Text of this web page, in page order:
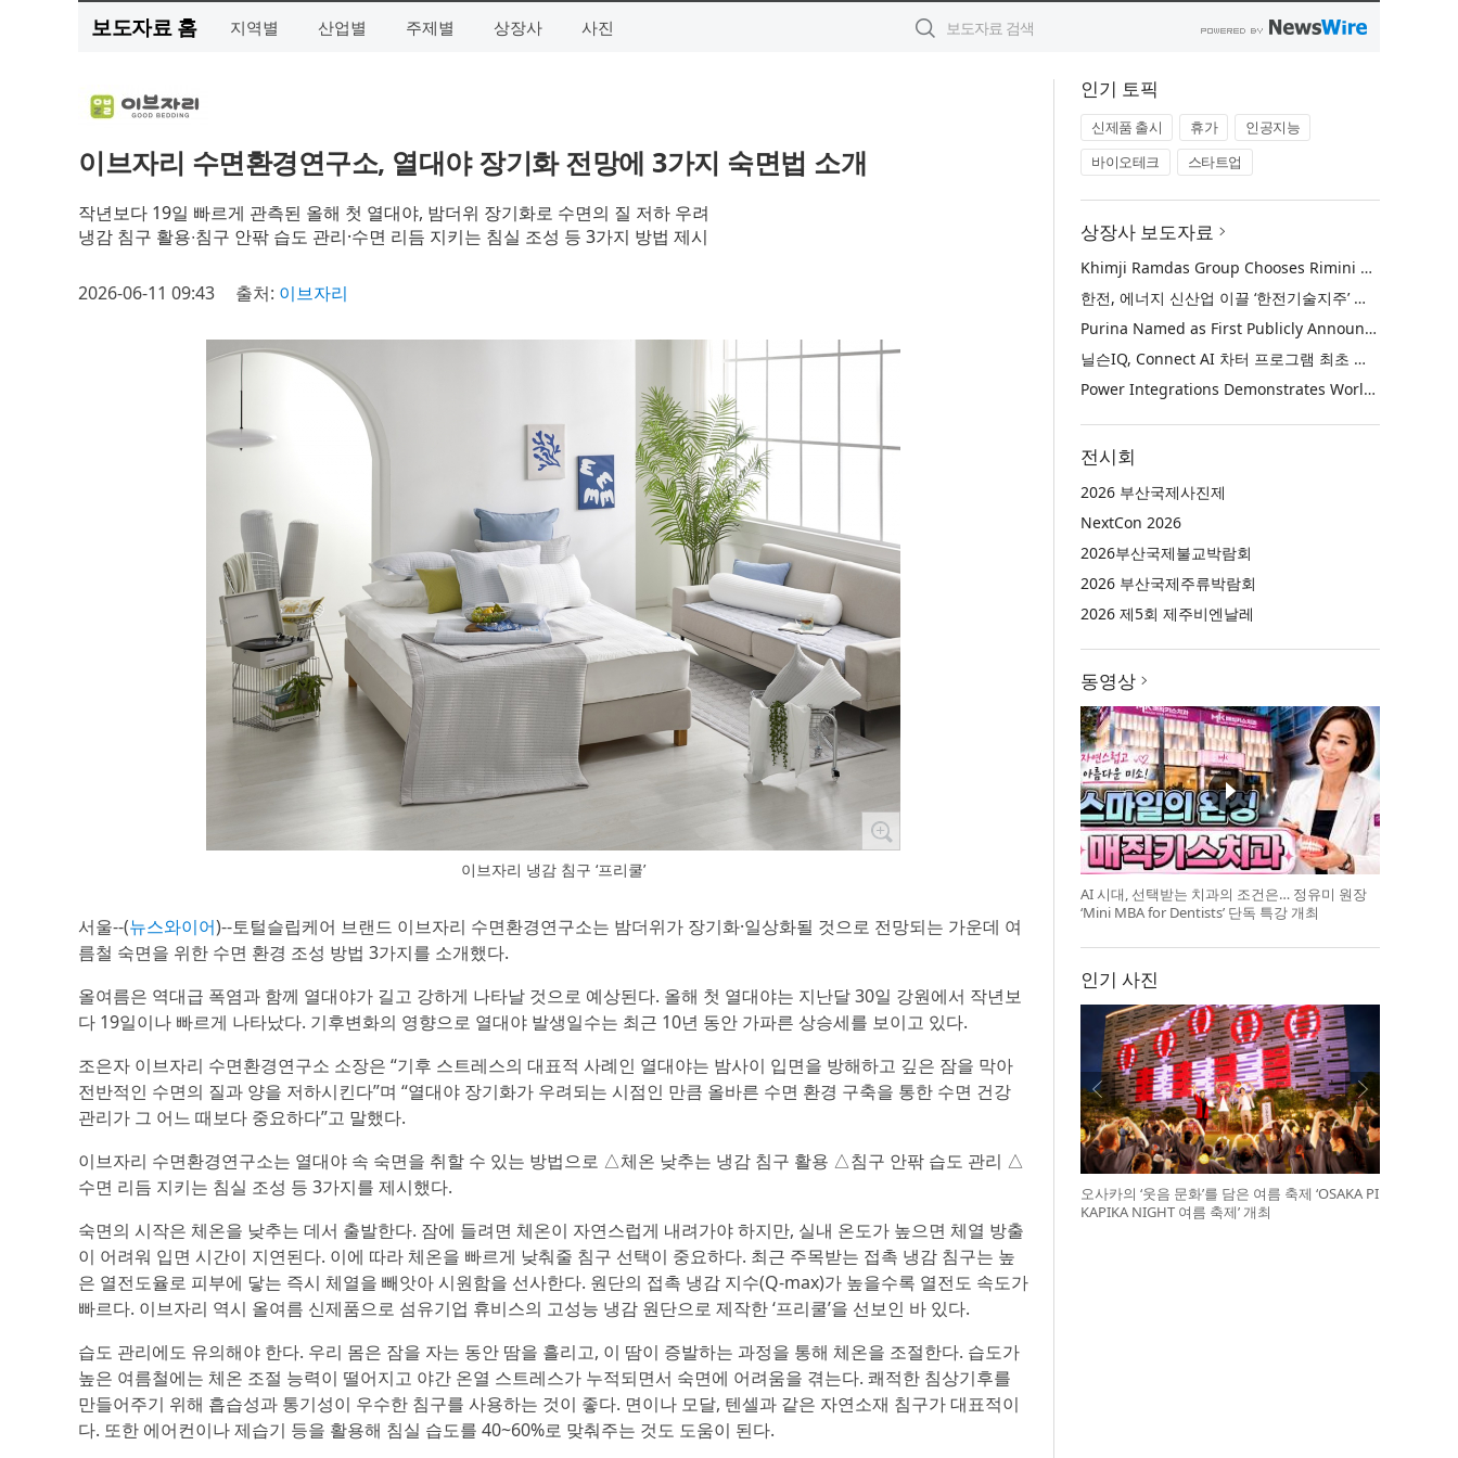
보도자료 홈 지역별 산업별 주제별 상장사 사진
이브자리 수면환경연구소, 열대야 장기화 전망에 3가지 숙면법 소개
작년보다 19일 빠르게 관측된 올해 첫 열대야, 밤더위 장기화로 수면의 질 저하 우려
냉감 침구 활용∙침구 안팎 습도 관리·수면 리듬 지키는 침실 조성 등 3가지 방법 제시
2026-06-11 09:43 출처: 이브자리
이브자리 냉감 침구 ‘프리쿨’
서울--(뉴스와이어)--토털슬립케어 브랜드 이브자리 수면환경연구소는 밤더위가 장기화·일상화될 것으로 전망되는 가운데 여
름철 숙면을 위한 수면 환경 조성 방법 3가지를 소개했다.
올여름은 역대급 폭염과 함께 열대야가 길고 강하게 나타날 것으로 예상된다. 올해 첫 열대야는 지난달 30일 강원에서 작년보
다 19일이나 빠르게 나타났다. 기후변화의 영향으로 열대야 발생일수는 최근 10년 동안 가파른 상승세를 보이고 있다.
조은자 이브자리 수면환경연구소 소장은 “기후 스트레스의 대표적 사례인 열대야는 밤사이 입면을 방해하고 깊은 잠을 막아
전반적인 수면의 질과 양을 저하시킨다”며 “열대야 장기화가 우려되는 시점인 만큼 올바른 수면 환경 구축을 통한 수면 건강
관리가 그 어느 때보다 중요하다”고 말했다.
이브자리 수면환경연구소는 열대야 속 숙면을 취할 수 있는 방법으로 △체온 낮추는 냉감 침구 활용 △침구 안팎 습도 관리 △
수면 리듬 지키는 침실 조성 등 3가지를 제시했다.
숙면의 시작은 체온을 낮추는 데서 출발한다. 잠에 들려면 체온이 자연스럽게 내려가야 하지만, 실내 온도가 높으면 체열 방출
이 어려워 입면 시간이 지연된다. 이에 따라 체온을 빠르게 낮춰줄 침구 선택이 중요하다. 최근 주목받는 접촉 냉감 침구는 높
은 열전도율로 피부에 닿는 즉시 체열을 빼앗아 시원함을 선사한다. 원단의 접촉 냉감 지수(Q-max)가 높을수록 열전도 속도가
빠르다. 이브자리 역시 올여름 신제품으로 섬유기업 휴비스의 고성능 냉감 원단으로 제작한 ‘프리쿨’을 선보인 바 있다.
습도 관리에도 유의해야 한다. 우리 몸은 잠을 자는 동안 땀을 흘리고, 이 땀이 증발하는 과정을 통해 체온을 조절한다. 습도가
높은 여름철에는 체온 조절 능력이 떨어지고 야간 온열 스트레스가 누적되면서 숙면에 어려움을 겪는다. 쾌적한 침상기후를
만들어주기 위해 흡습성과 통기성이 우수한 침구를 사용하는 것이 좋다. 면이나 모달, 텐셀과 같은 자연소재 침구가 대표적이
다. 또한 에어컨이나 제습기 등을 활용해 침실 습도를 40~60%로 맞춰주는 것도 도움이 된다.
인기 토픽
신제품 출시 휴가
인공지능
바이오테크
스타트업
상장사 보도자료
Khimji Ramdas Group Chooses Rimini Street to Reduce SAP Support Costs, Protect 700+ Customizations and Reinvest Savings in Innovation
한전, 에너지 신산업 이끌 ‘한전기술지주’ 공식 출범
Purina Named as First Publicly Announced NIQ ConnectAI Charter Client
닐슨IQ, Connect AI 차터 프로그램 최초 고객사 ‘퓨리나’ 선정
Power Integrations Demonstrates World’s First 2200 V GaN Technology for Next-Era High-Voltage Power Systems
전시회
2026 부산국제사진제
NextCon 2026
2026부산국제불교박람회
2026 부산국제주류박람회
2026 제5회 제주비엔날레
동영상
AI 시대, 선택받는 치과의 조건은… 정유미 원장
‘Mini MBA for Dentists’ 단독 특강 개최
인기 사진
오사카의 ‘웃음 문화’를 담은 여름 축제 ‘OSAKA PI
KAPIKA NIGHT 여름 축제’ 개최